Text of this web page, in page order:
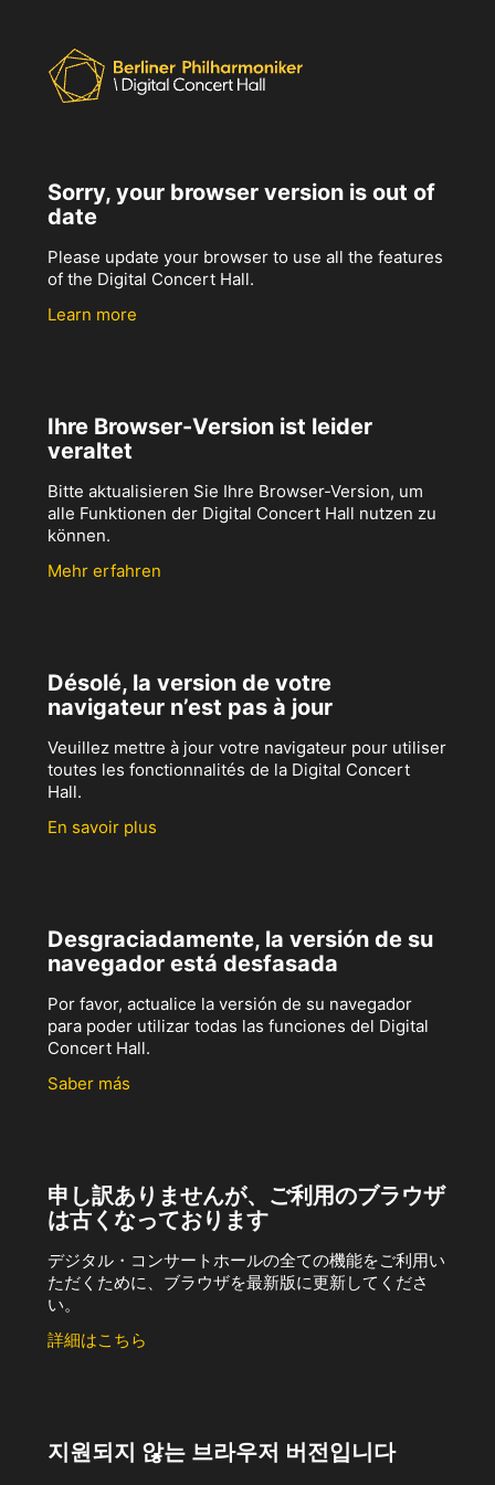
Sorry, your browser version is out of
date
Please update your browser to use all the features
of the Digital Concert Hall.
Learn more
Ihre Browser-Version ist leider
veraltet
Bitte aktualisieren Sie Ihre Browser-Version, um
alle Funktionen der Digital Concert Hall nutzen zu
können.
Mehr erfahren
Désolé, la version de votre
navigateur n’est pas à jour
Veuillez mettre à jour votre navigateur pour utiliser
toutes les fonctionnalités de la Digital Concert
Hall.
En savoir plus
Desgraciadamente, la versión de su
navegador está desfasada
Por favor, actualice la versión de su navegador
para poder utilizar todas las funciones del Digital
Concert Hall.
Saber más
申し訳ありませんが、ご利用のブラウザ
は古くなっております
デジタル・コンサートホールの全ての機能をご利用い
ただくために、ブラウザを最新版に更新してくださ
い。
詳細はこちら
지원되지 않는 브라우저 버전입니다